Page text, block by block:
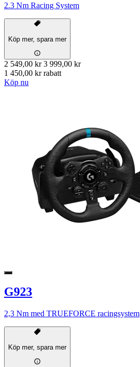
2.3 Nm Racing System
Köp mer, spara mer
2 549,00 kr 3 999,00 kr
1 450,00 kr rabatt
Köp nu
G923
2,3 Nm med TRUEFORCE racingsystem
Köp mer, spara mer